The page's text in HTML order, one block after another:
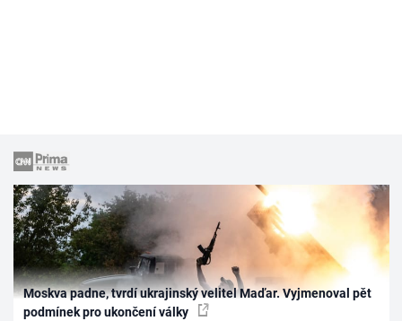
Moskva padne, tvrdí ukrajinský velitel Maďar. Vyjmenoval pět
podmínek pro ukončení války